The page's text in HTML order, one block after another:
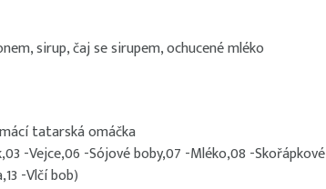
sirup, čaj se sirupem, ochucené mléko
tatarská omáčka
-Vejce,06 -Sójové boby,07 -Mléko,08 -
-Vlčí bob)